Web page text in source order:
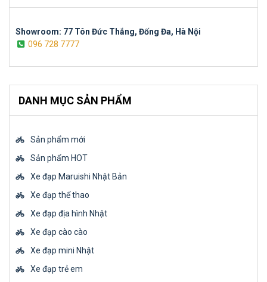
Showroom: 77 Tôn Đức Thắng, Đống Đa, Hà Nội
096 728 7777
DANH MỤC SẢN PHẨM
Sản phẩm mới
Sản phẩm HOT
Xe đạp Maruishi Nhật Bản
Xe đạp thể thao
Xe đạp địa hình Nhật
Xe đạp cào cào
Xe đạp mini Nhật
Xe đạp trẻ em